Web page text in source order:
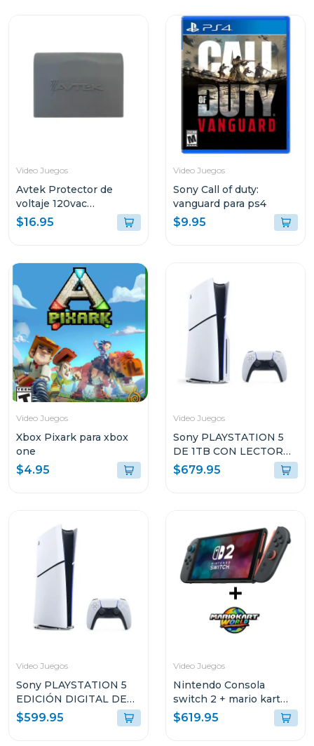
Video Juegos
Avtek Protector de
voltaje 120vac
cortacorriente ptn-1t515
$16.95
Video Juegos
Sony Call of duty:
vanguard para ps4
$9.95
Video Juegos
Xbox Pixark para xbox
one
$4.95
Video Juegos
Sony PLAYSTATION 5
DE 1TB CON LECTOR
DE DISCO CFI2115
$679.95
Video Juegos
Sony PLAYSTATION 5
EDICIÓN DIGITAL DE
825GB SIN LECTOR DE
DISCO CFI2115
$599.95
Video Juegos
Nintendo Consola
switch 2 + mario kart
world
$619.95